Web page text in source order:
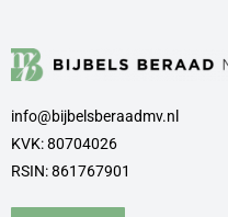
info@bijbelsberaadmv.nl
KVK: 80704026
RSIN: 861767901